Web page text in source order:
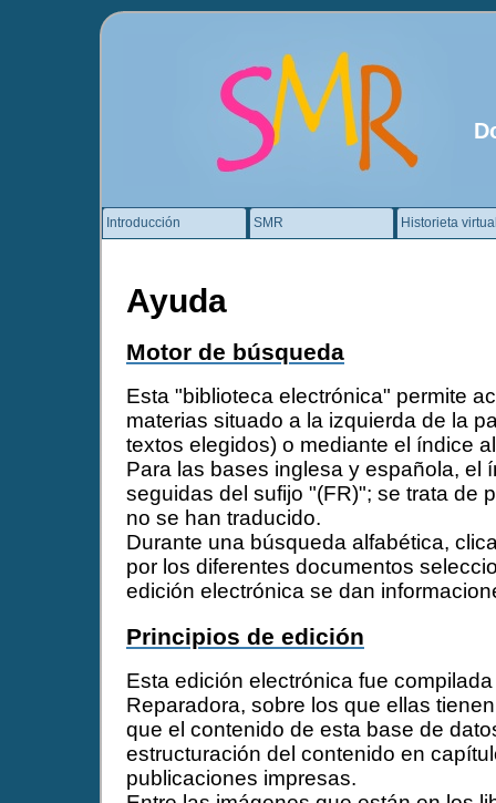
Introducción SMR Historieta
Ayuda
Motor de búsqueda
Esta "biblioteca electrónica" permite
materias situado a la izquierda de la
textos elegidos) o mediante el índice
Para las bases inglesa y española, el
seguidas del sufijo "(FR)"; se trata de
no se han traducido.
Durante una búsqueda alfabética,
por los diferentes documentos
edición electrónica se dan
Principios de edición
Esta edición electrónica fue
Reparadora, sobre los que ellas
que el contenido de esta base de
estructuración del contenido en
publicaciones impresas.